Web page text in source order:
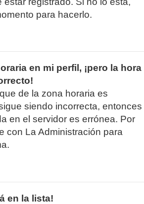
para hacerlo.
en mi perfil, ¡pero la hora
de la zona horaria es
siendo incorrecta, entonces
en el servidor es errónea. Por
con La Administración para
en la lista!